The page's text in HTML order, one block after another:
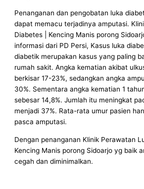
Penanganan dan pengobatan luka
dapat memacu terjadinya amputasi.
Diabetes | Kencing Manis porong
informasi dari PD Persi, Kasus luka
diabetik merupakan kasus yang paling
rumah sakit. Angka kematian akibat
berkisar 17-23%, sedangkan angka
30%. Sementara angka kematian 1
sebesar 14,8%. Jumlah itu meningkat
menjadi 37%. Rata-rata umur pasien
pasca amputasi.
Dengan penanganan Klinik Perawatan
Kencing Manis porong Sidoarjo yg baik
cegah dan diminimalkan.